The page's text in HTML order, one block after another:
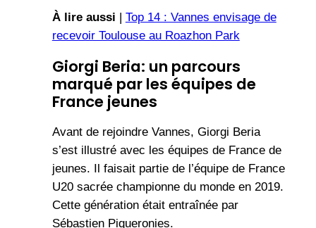
À lire aussi | Top 14 : Vannes envisage de
recevoir Toulouse au Roazhon Park
Giorgi Beria: un parcours
marqué par les équipes de
France jeunes
Avant de rejoindre Vannes, Giorgi Beria
s’est illustré avec les équipes de France de
jeunes. Il faisait partie de l’équipe de France
U20 sacrée championne du monde en 2019.
Cette génération était entraînée par
Sébastien Piqueronies.